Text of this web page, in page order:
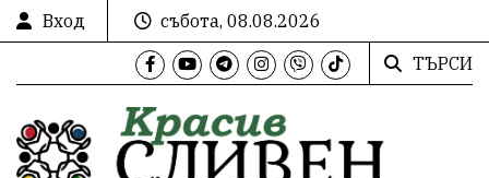
Вход
събота, 08.08.2026
ТЪРСИ